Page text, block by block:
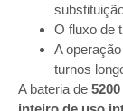
O fluxo de
A
turnos
A bateria de